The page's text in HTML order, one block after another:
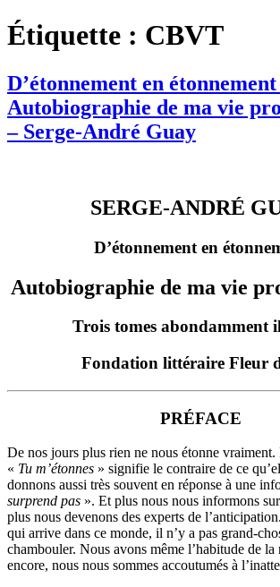
Étiquette : CBVT
D’étonnement en
Autobiographie de ma vie
– Serge-André Guay
SERGE-ANDRÉ
D’étonnement en
Autobiographie de ma vie
Trois tomes abondamment
Fondation littéraire Fleur
PRÉFACE
De nos jours plus rien ne nous étonne
« Tu m’étonnes » signifie le contraire de ce
donnons aussi très souvent en réponse à une
surprend pas ». Et plus nous nous informons
plus nous devenons des experts de
qui arrive dans ce monde, il n’y a pas grand-
chambouler. Nous avons même l’habitude de la
encore, nous nous sommes accoutumés à